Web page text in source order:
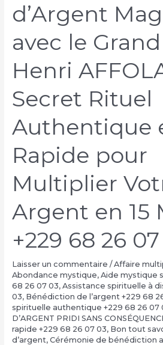
d’Argent
avec le
Henri
Secret Rituel
Authentique
Rapide pour
Multiplier
Argent en 15
+229 68 26
Laisser un commentaire /Affaire
Abondance mystique, Aide mystique
68 26 07 03, Assistance spirituelle à
03, Bénédiction de l’argent +229 68
spirituelle authentique +229 68 26 07
D’ARGENT PRIDI SANS
rapide +229 68 26 07 03, Bon tout
d’argent, Cérémonie de bénédiction